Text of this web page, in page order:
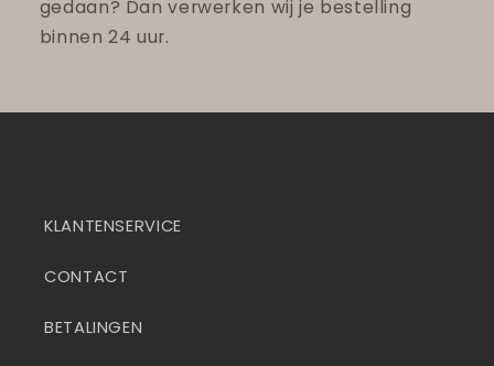
gedaan? Dan verwerken wij je bestelling
binnen 24 uur.
KLANTENSERVICE
CONTACT
BETALINGEN